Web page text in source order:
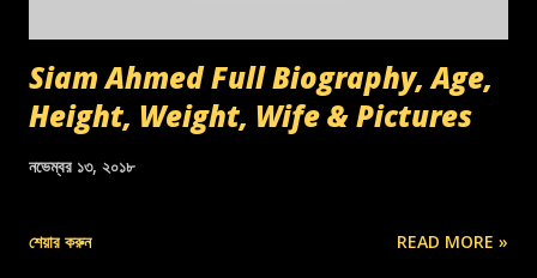
Siam Ahmed Full Biography, Age,
Height, Weight, Wife & Pictures
নভেম্বর ১৩, ২০১৮
শেয়ার করুন READ MORE »